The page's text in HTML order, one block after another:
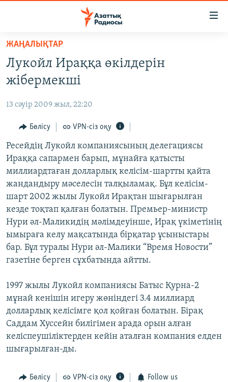
Skip
main
content
to
Navigation
Skip
to
Search
САЯСАТ
AZATTYQTV
ҚАҢТАР ОҚИҒАСЫ
АДАМ ҚҰҚЫҚТАРЫ
ӘЛЕУМЕТ
ӘЛЕМ
АРНАЙЫ ЖОБАЛАР
Русский
ЖАЗЫЛЫҢЫЗ
Басқа тілдерде
ЖАҢАЛЫҚТАР
Лукойл Ираққа өкілдерін
жібермекші
13 сәуір 2009 жыл, 22:20
Бөлісу VPN-сіз оқу
Ресейдің Лукойл компаниясының делегациясы
Ираққа сапармен барып, мұнайға қатысты
миллиардтаған долларлық келісім-шартты қайта
жандандыру мәселесін талқыламақ. Бұл келісім-
шарт 2002 жылы Лукойл Ирақтан шығарылған
кезде тоқтап қалған болатын. Премьер-министр
Нури әл-Маликидің мәлімдеуінше, Ирақ үкіметінің
ымыраға келу мақсатында бірқатар ұсыныстары
бар. Бұл туралы Нури әл-Малики “Время Новости”
газетіне берген сұхбатында айтты.
1997 жылы Лукойл компаниясы Батыс Қурна-2
мұнай кенішін игеру жөніндегі 3.4 миллиард
долларлық келісімге қол қойған болатын. Бірақ
Саддам Хуссейн билігімен арада орын алған
келіспеушіліктерден кейін аталған компания елден
шығарылған-ды.
Бөлісу VPN-сіз оқу Follow us